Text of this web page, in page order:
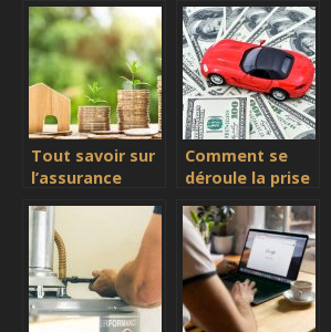
Europe
y prétendre
Tout savoir sur
l’assurance
Comment se
déroule la prise
mon véhicule en
cas de panne ?